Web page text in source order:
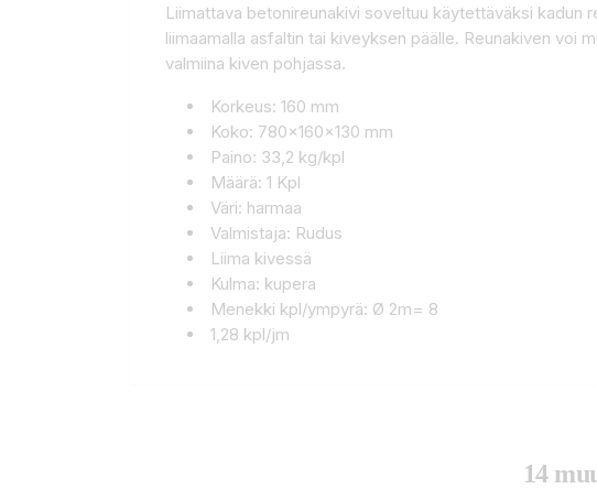
Liimattava betonireunakivi soveltuu käytettäväksi kadun
liimaamalla asfaltin tai kiveyksen päälle. Reunakiven voi
valmiina kiven pohjassa.
Korkeus: 160 mm
Koko: 780x160x130 mm
Paino: 33,2 kg/kpl
Määrä: 1 Kpl
Väri: harmaa
Valmistaja: Rudus
Liima kivessä
Kulma: kupera
Menekki kpl/ympyrä: Ø 2m= 8
1,28 kpl/jm
14